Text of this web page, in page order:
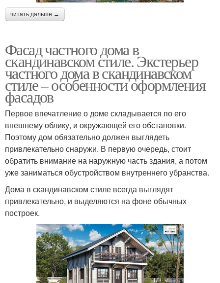
читать дальше →
Фасад частного дома в
скандинавском стиле. Экстерьер
частного дома в скандинавском
стиле – особенности оформления
фасадов
Первое впечатление о доме складывается по его
внешнему облику, и окружающей его обстановки.
Поэтому дом обязательно должен выглядеть
привлекательно снаружи. В первую очередь, стоит
обратить внимание на наружную часть здания, а потом
уже заниматься обустройством внутреннего убранства.
Дома в скандинавском стиле всегда выглядят
привлекательно, и выделяются на фоне обычных
построек.